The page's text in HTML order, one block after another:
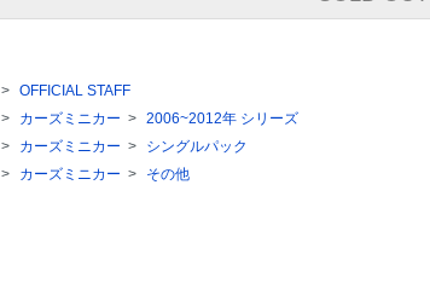
> OFFICIAL STAFF
> カーズミニカー > 2006~2012年 シリーズ
> カーズミニカー >
シングルパック
> カーズミニカー > その他